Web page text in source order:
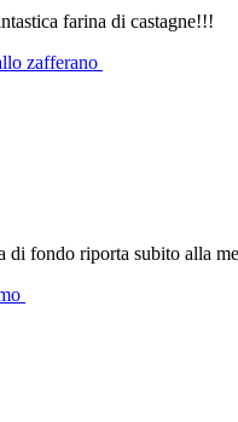
farina di castagne!!!
zafferano
di fondo riporta subito alla